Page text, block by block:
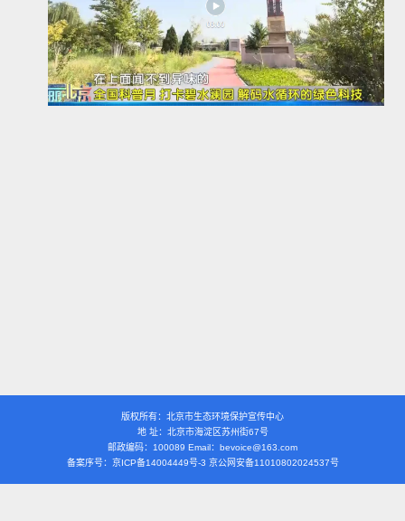
版权所有：北京市生态环境保护宣传中心
地 址：北京市海淀区苏州街67号
邮政编码：100089 Email：bevoice@163.com
备案序号：京ICP备14004449号-3 京公网安备11010802024537号